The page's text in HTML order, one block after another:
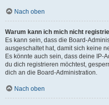
Nach oben
Warum kann ich mich nicht
Es kann sein, dass die Board-
ausgeschaltet hat, damit sich keine
Es könnte auch sein, dass deine IP-
du dich registrieren möchtest,
dich an die Board-Administration.
Nach oben